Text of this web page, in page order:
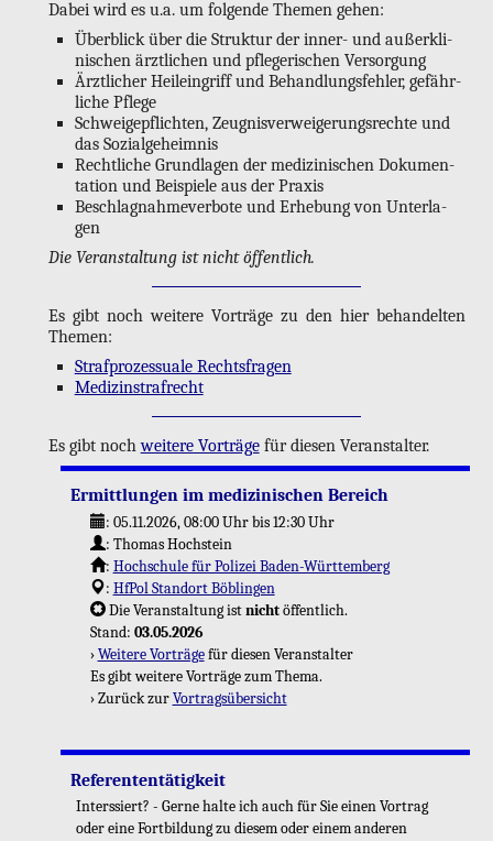
Dabei wird es u.a. um fol­gen­de The­men gehen:
Über­blick über die Struk­tur der in­ner- und au­ßer­kli­
ni­schen ärzt­li­chen und pfle­ge­ri­schen Ver­sor­gung
Ärzt­li­cher Heil­ein­griff und Be­hand­lungs­feh­ler, ge­fähr­
li­che Pfle­ge
Schwei­ge­pflich­ten, Zeug­nis­ver­wei­ge­rungs­rech­te und
das So­zi­al­ge­heim­nis
Recht­li­che Grund­la­gen der me­di­zi­ni­schen Do­ku­men­
ta­ti­on und Bei­spie­le aus der Pra­xis
Be­schlag­nah­me­ver­bo­te und Er­he­bung von Un­ter­la­
gen
Die Ver­an­stal­tung ist nicht öf­fent­lich.
Es gibt noch wei­te­re Vor­trä­ge zu den hier be­han­del­ten
The­men:
Straf­pro­zes­sua­le Rechts­fra­gen
Me­di­zin­straf­recht
Es gibt nochwei­te­re Vor­trä­gefür die­sen Ver­an­stal­ter.
Er­mitt­lun­gen im me­di­zi­ni­schen Be­reich
: 05.11.2026, 08:00 Uhr bis 12:30 Uhr
: Tho­mas Hoch­stein
: Hoch­schu­le für Po­li­zei Ba­den-Würt­tem­berg
: HfPol Stand­ort Böb­lin­gen
Die Ver­an­stal­tung ist nichtöf­fent­lich.
Stand: 03.05.2026
› Wei­te­re Vor­trä­gefür die­sen Ver­an­stal­ter
Es gibt wei­te­re Vor­trä­ge zum Thema.
› Zu­rück zur Vor­trags­über­sicht
Re­fe­ren­ten­tä­tig­keit
In­ters­siert? - Gerne halte ich auch für Sie einen Vor­trag
oder eine Fort­bil­dung zu die­sem oder einem an­de­ren